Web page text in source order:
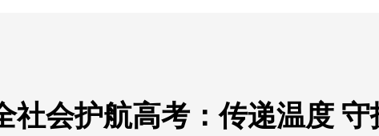
社会护航高考：传递温度 守